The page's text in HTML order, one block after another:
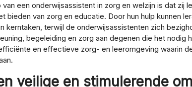
van een onderwijsassistent in zorg en welzijn is dat zij
bieden van zorg en educatie. Door hun hulp kunnen
kerntaken, terwijl de onderwijsassistenten zich
begeleiding en zorg aan degenen die het nodig
en effectieve zorg- en leeromgeving waarin
veilige en stimulerende